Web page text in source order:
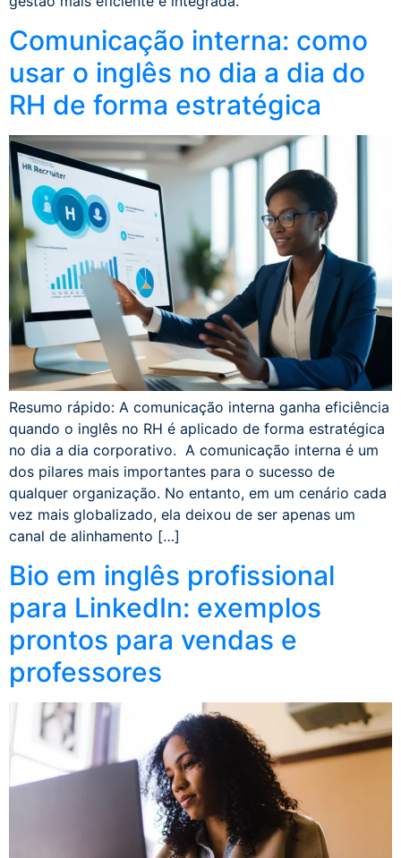
Comunicação interna: como
usar o inglês no dia a dia do
RH de forma estratégica
Resumo rápido: A comunicação interna ganha eficiência
quando o inglês no RH é aplicado de forma estratégica
no dia a dia corporativo. A comunicação interna é um
dos pilares mais importantes para o sucesso de
qualquer organização. No entanto, em um cenário cada
vez mais globalizado, ela deixou de ser apenas um
canal de alinhamento […]
Bio em inglês profissional
para LinkedIn: exemplos
prontos para vendas e
professores